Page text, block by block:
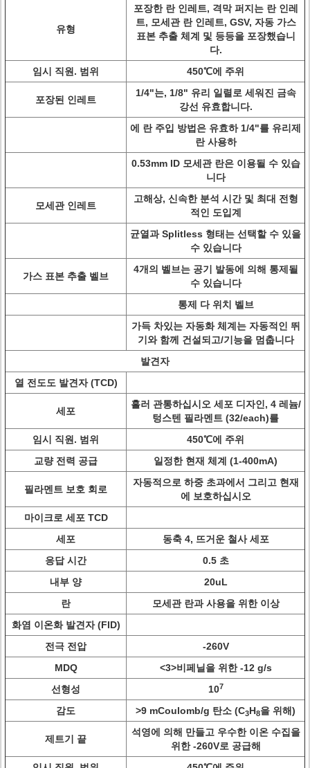
유형
포장한 란 인레트, 격막 퍼지는 란 인레
트, 모세관 란 인레트, GSV, 자동 가스
표본 추출 체계 및 등등을 포장했습니
다.
임시 직원. 범위
450℃에 주위
포장된 인레트
1/4"는, 1/8" 유리 일렬로 세워진 금속
강선 유효합니다.
에 란 주입 방법은 유효하 1/4"를 유리제
란 사용하
0.53mm ID 모세관 란은 이용될 수 있습
니다
모세관 인레트
고해상, 신속한 분석 시간 및 최대 전형
적인 도입계
균열과 Splitless 형태는 선택할 수 있을
수 있습니다
가스 표본 추출 벨브
4개의 벨브는 공기 발동에 의해 통제될
수 있습니다
통제 다 위치 벨브
가득 차있는 자동화 체계는 자동적인 뛰
기와 함께 건설되고/기능을 멈춥니다
발견자
열 전도도 발견자 (TCD)
세포
흘러 관통하십시오 세포 디자인, 4 레늄/
텅스텐 필라멘트 (32/each)를
임시 직원. 범위
450℃에 주위
교량 전력 공급
일정한 현재 체계 (1-400mA)
필라멘트 보호 회로
자동적으로 하중 초과에서 그리고 현재
에 보호하십시오
마이크로 세포 TCD
세포
동축 4, 뜨거운 철사 세포
응답 시간
0.5 초
내부 양
20uL
란
모세관 란과 사용을 위한 이상
화염 이온화 발견자 (FID)
전극 전압
-260V
MDQ
<3>비페닐을 위한 -12 g/s
선형성
107
감도 >9 mCoulomb/g 탄소 (C3H8을 위해)
제트기 끝
석영에 의해 만들고 우수한 이온 수집을
위한 -260V로 공급해